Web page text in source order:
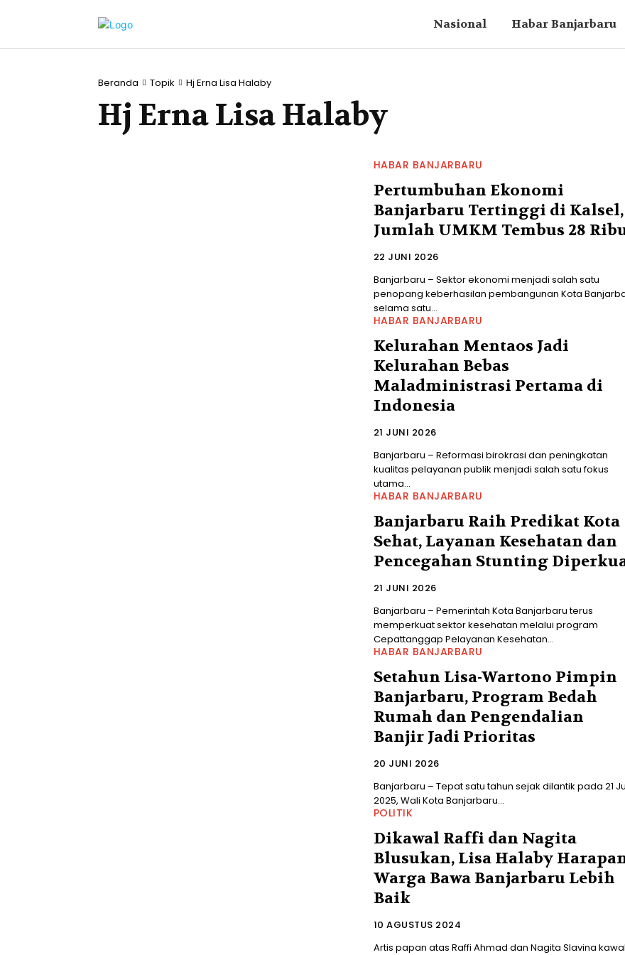
Nasional Habar Banjarbaru
Beranda Topik Hj Erna Lisa Halaby
Hj Erna Lisa Halaby
HABAR BANJARBARU
Pertumbuhan Ekonomi
Banjarbaru Tertinggi di Kalsel,
Jumlah UMKM Tembus 28
22 JUNI 2026
Banjarbaru – Sektor ekonomi menjadi salah satu
penopang keberhasilan pembangunan Kota
selama satu...
HABAR BANJARBARU
Kelurahan Mentaos Jadi
Kelurahan Bebas
Maladministrasi Pertama di
Indonesia
21 JUNI 2026
Banjarbaru – Reformasi birokrasi dan peningkatan
kualitas pelayanan publik menjadi salah satu fokus
utama...
HABAR BANJARBARU
Banjarbaru Raih Predikat Kota
Sehat, Layanan Kesehatan dan
Pencegahan Stunting
21 JUNI 2026
Banjarbaru – Pemerintah Kota Banjarbaru terus
memperkuat sektor kesehatan melalui program
Cepattanggap Pelayanan Kesehatan...
HABAR BANJARBARU
Setahun Lisa-Wartono Pimpin
Banjarbaru, Program Bedah
Rumah dan Pengendalian
Banjir Jadi Prioritas
20 JUNI 2026
Banjarbaru – Tepat satu tahun sejak dilantik pada 21
2025, Wali Kota Banjarbaru...
POLITIK
Dikawal Raffi dan Nagita
Blusukan, Lisa Halaby
Warga Bawa Banjarbaru Lebih
Baik
10 AGUSTUS 2024
Artis papan atas Raffi Ahmad dan Nagita Slavina kawal